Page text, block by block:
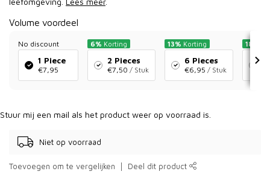
Volume voordeel
No discount
1 Piece
€7,95
6% Korting
2 Pieces
€7,50 / Stuk
13% Korting
6 Pieces
€6,95 / Stuk
18%
Stuur mij een mail als het product weer op voorraad is.
Niet op voorraad
Toevoegen om te vergelijken Deel dit product